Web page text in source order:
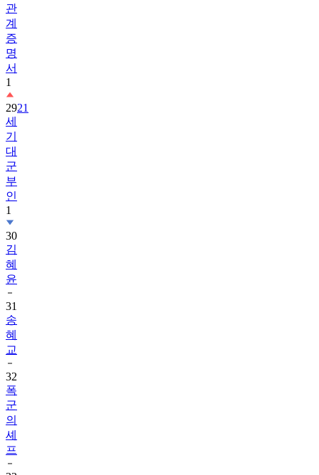
관
계
증
명
서
1
2921
세
기
대
군
부
인
1
30
김
혜
윤
31
송
혜
교
32
폭
군
의
셰
프